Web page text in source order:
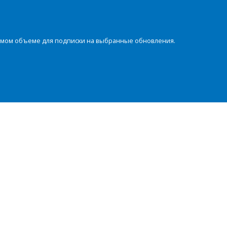
объеме для подписки на выбранные обновления.